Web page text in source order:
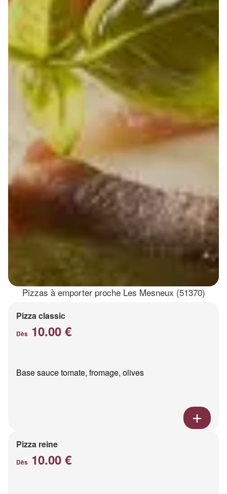
Pizzas à emporter proche Les Mesneux (51370)
Pizza classic
Dès 10.00 €
Base sauce tomate, fromage, olives
Pizza reine
Dès 10.00 €